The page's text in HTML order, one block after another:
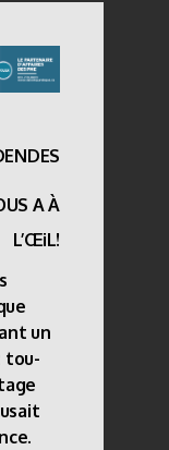
A À
L’ŒiL!
un
tou-